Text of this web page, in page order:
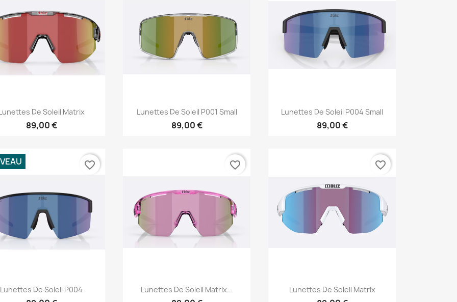
Aperçu rapide
De Soleil Matrix
89,00 €
Aperçu rapide
Lunettes De Soleil P001 Small
89,00 €
Aperçu rapide
Lunettes De Soleil P004 Small
89,00 €
Aperçu rapide
Lunettes De Soleil P004
favorite_border
Aperçu rapide
Lunettes De Soleil Matrix...
favorite_border
Aperçu rapide
Lunettes De Soleil Matrix
favorite_border